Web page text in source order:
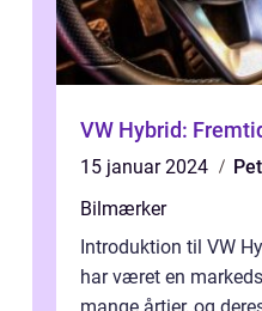
VW Hybrid:
15 januar 2024
Bilmærker
Introduktion til VW
har været en